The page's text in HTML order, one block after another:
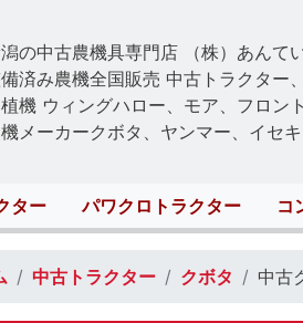
の中古農機具専門店 （株）あんて
済み農機全国販売 中古トラクター
機 ウィングハロー、モア、フロン
メーカークボタ、ヤンマー、イセ
ター パワクロトラクター コ
中古トラクター クボタ 中古